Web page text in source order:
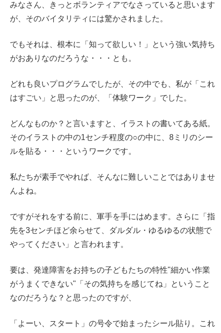
みなさん、きっとボランティアでなさっていると思います
が、そのバイタリティには驚かされました。
でもそれは、根本に「知って欲しい！」という強い気持ち
がおありなのだろうな・・・とも。
どれも良いプログラムでしたが、その中でも、私が「これ
はすごい」と思ったのが、「体験ワーク」でした。
どんなものか？と言いますと、イラストの書いてある紙。
そのイラストの中の1センチ程度の○の中に、8ミリのシー
ルを貼る・・・というワークです。
私たちが素手でやれば、そんなに難しいことではありませ
んよね。
ですがそれをする前に、軍手を手にはめます。さらに「指
先を3センチほど余らせて、ダルダル・ゆるゆるの状態で
やってください」と言われます。
要は、発達障害をお持ちの子どもたちの特性"細かい作業
がうまくできない"「その気持ちを感じてね」ということ
なのだろうな？と思ったのですが、
「よーい、スタート」の号令で始まったシール貼り。これ